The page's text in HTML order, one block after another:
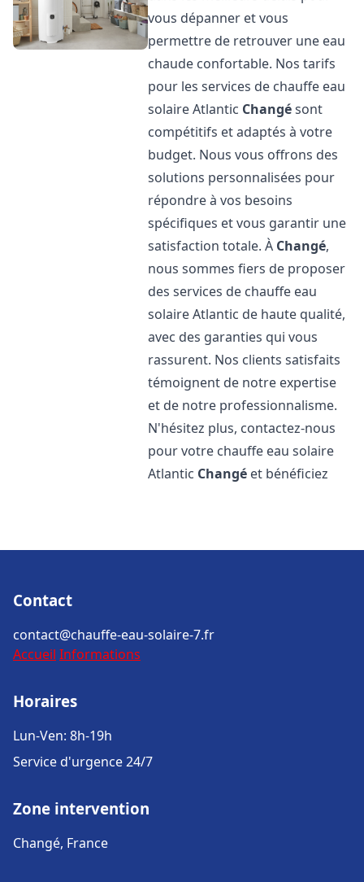
vous dépanner et vous
permettre de retrouver une eau
chaude confortable. Nos tarifs
pour les services de chauffe eau
solaire Atlantic Changésont
compétitifs et adaptés à votre
budget. Nous vous offrons des
solutions personnalisées pour
répondre à vos besoins
spécifiques et vous garantir une
satisfaction totale. À Changé,
nous sommes fiers de proposer
des services de chauffe eau
solaire Atlantic de haute qualité,
avec des garanties qui vous
rassurent. Nos clients satisfaits
témoignent de notre expertise
et de notre professionnalisme.
N'hésitez plus, contactez-nous
pour votre chauffe eau solaire
Atlantic Changé et bénéficiez
Contact
contact@chauffe-eau-solaire-7.fr
Accueil Informations
Horaires
Lun-Ven: 8h-19h
Service d'urgence 24/7
Zone intervention
Changé, France